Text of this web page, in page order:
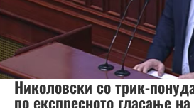
Николовски со трик-
по експресното гласање